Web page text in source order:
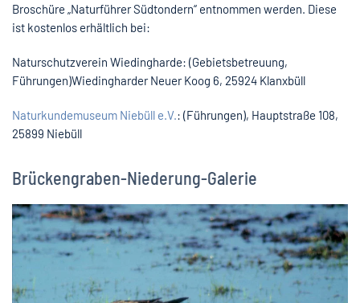
Broschüre „Naturführer Südtondern“ entnommen werden. Diese
ist kostenlos erhältlich bei:
Naturschutzverein Wiedingharde: (Gebietsbetreuung,
Führungen)Wiedingharder Neuer Koog 6, 25924 Klanxbüll
Naturkundemuseum Niebüll e.V.: (Führungen), Hauptstraße 108,
25899 Niebüll
Brückengraben-Niederung-Galerie